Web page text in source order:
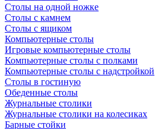
Столы на одной ножке
Столы с камнем
Столы с ящиком
Компьютерные столы
Игровые компьютерные столы
Компьютерные столы с полками
Компьютерные столы с надстройкой
Столы в гостиную
Обеденные столы
Журнальные столики
Журнальные столики на колесиках
Барные стойки